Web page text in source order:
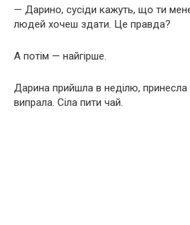
— Дарино, сусіди кажуть, що ти
людей хочеш здати. Це правда?
А потім — найгірше.
Дарина прийшла в неділю, принесла
випрала. Сіла пити чай.